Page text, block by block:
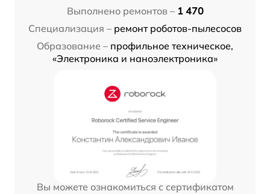
Выполнено ремонтов – 1 470
Специализация – ремонт роботов-пылесосов
Образование – профильное техническое,
«Электроника и наноэлектроника»
Вы можете ознакомиться с сертификатом